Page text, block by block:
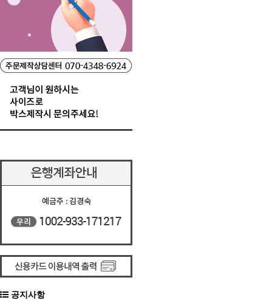
공지사항